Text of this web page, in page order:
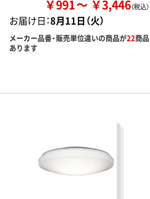
￥991 ￥3,446
お届け日：8月11日（火）
メーカー品番・販売単位違いの商品が22商品
あります